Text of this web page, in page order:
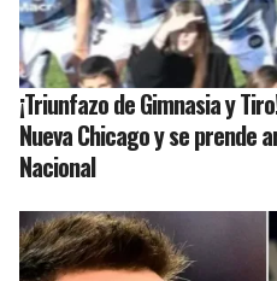
¡Triunfazo de Gimnasia y
Nueva Chicago y se prende
Nacional